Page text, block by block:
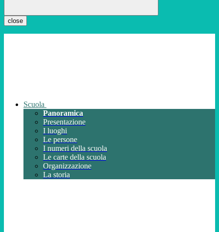
close
Scuola
Panoramica
Presentazione
I luoghi
Le persone
I numeri della scuola
Le carte della scuola
Organizzazione
La storia